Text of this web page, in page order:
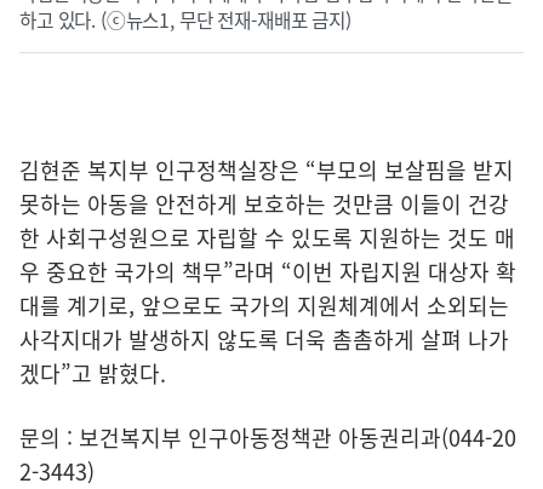
하고 있다. (ⓒ뉴스1, 무단 전재-재배포 금지)
김현준 복지부 인구정책실장은 “부모의 보살핌을 받지
못하는 아동을 안전하게 보호하는 것만큼 이들이 건강
한 사회구성원으로 자립할 수 있도록 지원하는 것도 매
우 중요한 국가의 책무”라며 “이번 자립지원 대상자 확
대를 계기로, 앞으로도 국가의 지원체계에서 소외되는
사각지대가 발생하지 않도록 더욱 촘촘하게 살펴 나가
겠다”고 밝혔다.
문의 : 보건복지부 인구아동정책관 아동권리과(044-20
2-3443)